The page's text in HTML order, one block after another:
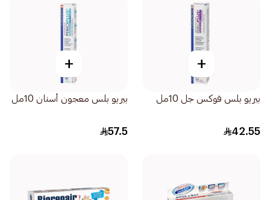
+
بيريو بلس فوكس جل 10مل
42.55
+
بيريو بلس معجون أسنان 10مل
57.5